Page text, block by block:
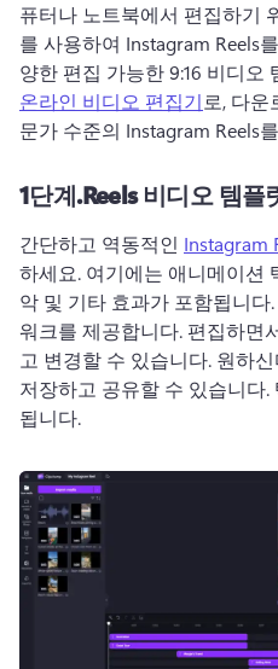
퓨터나 노트북에서 편집하기
를 사용하여 Instagram Reels
양한 편집 가능한 9:16 비디오
온라인 비디오 편집기로, 다운
문가 수준의 Instagram Reels
1단계.Reels 비디오 템플
간단하고 역동적인 Instagram
하세요. 여기에는 애니메이션
악 및 기타 효과가 포함됩니다.
워크를 제공합니다. 편집하면
고 변경할 수 있습니다. 원하
저장하고 공유할 수 있습니다
됩니다.